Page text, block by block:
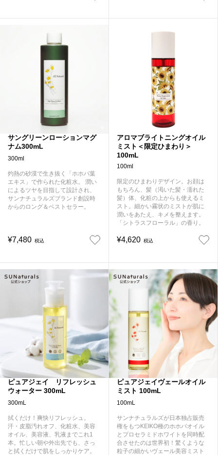
サングリーンローションマグ
ナム300mL
300ml
灼熱の砂漠で生き抜く「ホホバ葉
エキス」で作られた化粧水。 潤い
によるツヤを目指して設計され、
サンナチュラルズブランド創設時
からのロング＆ベストセラー。
¥7,480 税込
アロマブライトニングオイル
ミスト＜限定ひまわり＞
100mL
100ml
限定のひまわりデザイン。お顔は
もちろん、髪（渇いた髪・濡れた
髪）体、化粧の上からも使えるミ
スト。細かい霧状のミストが肌に
潤いをあたえ、キメを整えます。
「シトラスフローラル」の香り。
¥4,620 税込
ピュアジェイ リフレッシュ
ウォーター 300mL
300mL
拭くだけ！爽快リフレッシュ。
汗・皮脂汚れオフ、化粧水、美容
オイル、美容液、乳液までこれ1
本。忙しい朝や外出先でも、さっ
と拭くだけで肌をしっかりケア。
ピュアジェイヴェールオイル
ミスト 100mL
100mL
サンナチュラルズが日本独占販売
権をもつKEIKO種のホホバオイル
とプロセラミドホワイトを同時配
合させたのは世界初！驚くような
粒子の細かいヴェール美容ミスト